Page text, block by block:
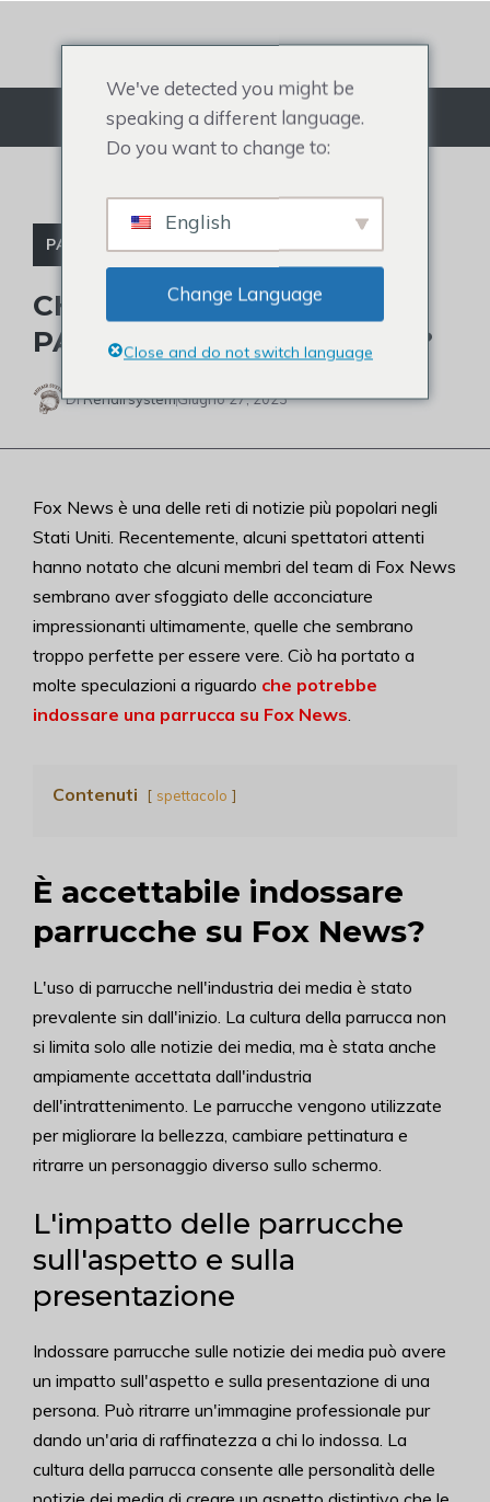
Menù
PARRUCCHINO DI CELEBRITÀ
CHI INDOSSA UNA
PARRUCCA SU FOX NEWS?
DiRehairsystemGiugno 27, 2023
Fox News è una delle reti di notizie più popolari negli
Stati Uniti. Recentemente, alcuni spettatori attenti
hanno notato che alcuni membri del team di Fox News
sembrano aver sfoggiato delle acconciature
impressionanti ultimamente, quelle che sembrano
troppo perfette per essere vere. Ciò ha portato a
molte speculazioni a riguardo che potrebbe
indossare una parrucca su Fox News.
Contenuti spettacolo
È accettabile indossare
parrucche su Fox News?
L'uso di parrucche nell'industria dei media è stato
prevalente sin dall'inizio. La cultura della parrucca non
si limita solo alle notizie dei media, ma è stata anche
ampiamente accettata dall'industria
dell'intrattenimento. Le parrucche vengono utilizzate
per migliorare la bellezza, cambiare pettinatura e
ritrarre un personaggio diverso sullo schermo.
L'impatto delle parrucche
sull'aspetto e sulla
presentazione
Indossare parrucche sulle notizie dei media può avere
un impatto sull'aspetto e sulla presentazione di una
persona. Può ritrarre un'immagine professionale pur
dando un'aria di raffinatezza a chi lo indossa. La
cultura della parrucca consente alle personalità delle
We've detected you might be
speaking a different language.
Do you want to change to:
English
Change Language
Close and do not switch language